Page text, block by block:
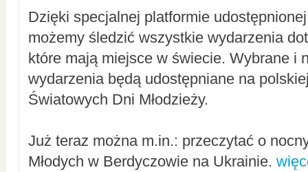
Dzięki specjalnej platformie
możemy śledzić wszystkie wydarzenia
które mają miejsce w świecie. Wybrane i
wydarzenia będą udostępniane na
Światowych Dni Młodzieży.
Już teraz można m.in.: przeczytać o
Młodych w Berdyczowie na Ukrainie.